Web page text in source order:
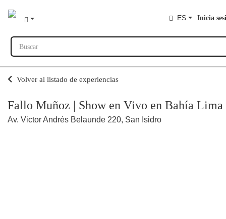
ES Inicia
Buscar
Volver al listado de experiencias
Fallo Muñoz | Show en Vivo en Bahía Lima
Av. Victor Andrés Belaunde 220, San Isidro